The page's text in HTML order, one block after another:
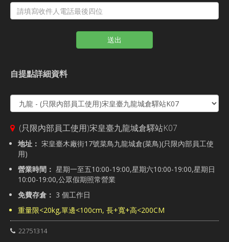
送出
自提點詳細資料
(只限內部員工使用)宋皇臺九龍城倉驛站K07
地址： 宋皇臺木廠街17號菜鳥九龍城倉(菜鳥)(只限內部員工使
用)
營業時間： 星期一至五10:00-19:00,星期六10:00-19:00,星期日
10:00-19:00,公眾假期照常營業
免費存倉： 3 個工作日
重量限<20kg,單邊<100cm, 長+寬+高<200CM
22751314